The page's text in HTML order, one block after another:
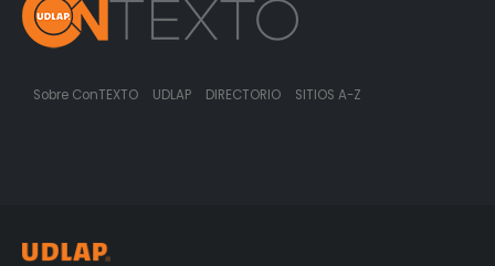
Sobre ConTEXTO UDLAP DIRECTORIO SITIOS A-Z